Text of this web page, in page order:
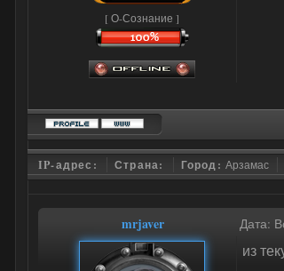
[ О-Сознание ]
IP-адрес: Страна: Город:Арзамас
mrjaver Дата:
из